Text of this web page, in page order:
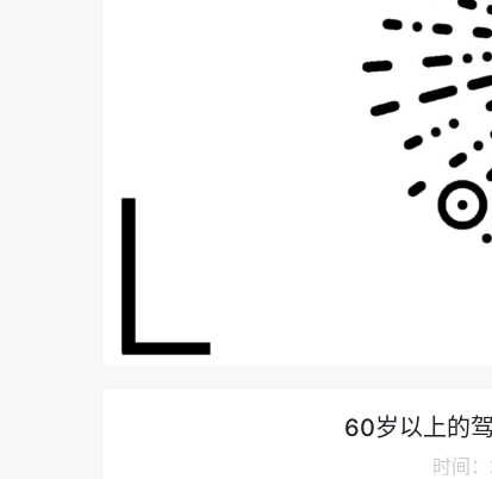
60岁以上的
时间